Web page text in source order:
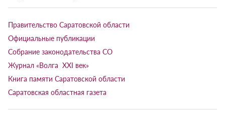
Правительство Саратовской области
Официальные публикации
Собрание законодательства СО
Журнал «Волга XXI век»
Книга памяти Саратовской области
Саратовская областная газета